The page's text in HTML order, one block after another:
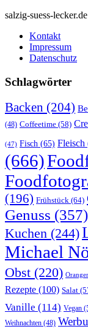
salzig-suess-
Kontakt
Impressum
Datenschutz
Schlagwörter
Backen (204)
(48) Coffeetime (58)
(47) Fisch (65) Fleisch
(666)
(196) Frühstück (64)
Genuss (357)
Kuchen (244)
Michael
Obst (220)
Rezepte (100) Salat
Vanille (114) Vegan
Weihnachten (48)